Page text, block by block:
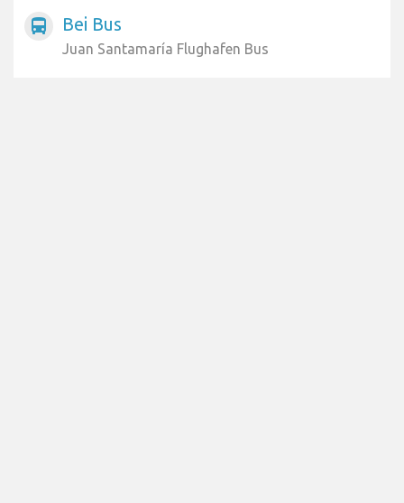
directions_bus Bei Bus
Juan Santamaría Flughafen Bus